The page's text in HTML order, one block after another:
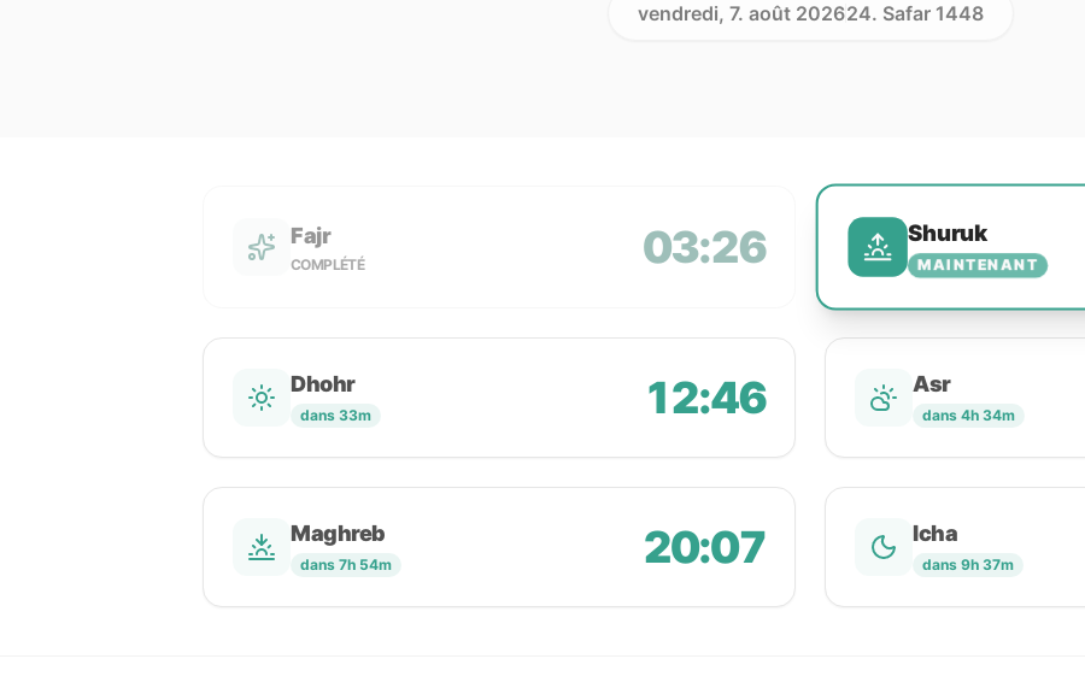
vendredi, 7. août 202624. Safar 1448
Fajr
COMPLÉTÉ 03:26 Shuruk
MAINTENANT
Dhohr
dans 33m 12:46 Asr
dans 4h 34m
Maghreb
dans 7h 54m 20:07 Icha
dans 9h 37m